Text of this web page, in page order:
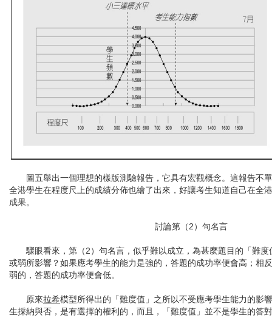
圖五舉出一個理想的樣版測驗報告，它具有宏觀概念。這報告不
全港學生在程度尺上的成績分佈也繪了出來，好讓考生知道自己在全
成果。
討論第（2）句名言
驟眼看來，第（2）句名言，似乎難以成立，為甚麼題目的「難度
或弱所影響？如果應考學生的能力是強的，答題的成功率便會高；相
弱的，答題的成功率便會低。
原來拉希模型所得出的「難度值」之所以不受應考學生能力的影
生採納與否，是有選擇的權利的，而且，「難度值」並不是學生的答